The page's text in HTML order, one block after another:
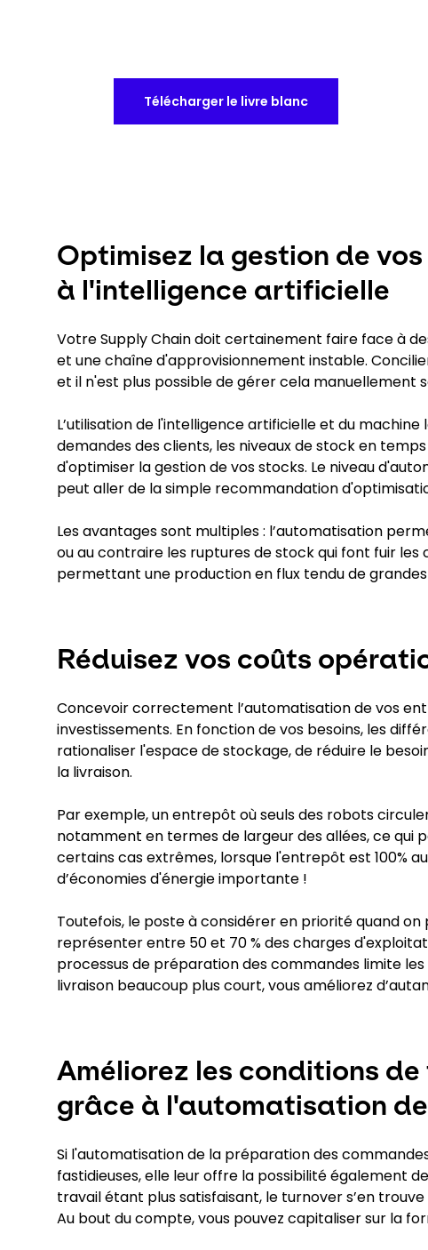
Télécharger le livre blanc
Optimisez la gestion de
à l'intelligence artificielle
Votre Supply Chain doit certainement faire face à
et une chaîne d'approvisionnement instable.
et il n'est plus possible de gérer cela manuellement
L’utilisation de l'intelligence artificielle et du
demandes des clients, les niveaux de stock en
d'optimiser la gestion de vos stocks. Le niveau
peut aller de la simple recommandation
Les avantages sont multiples : l’automatisation
ou au contraire les ruptures de stock qui font fuir
permettant une production en flux tendu de
Réduisez vos coûts
Concevoir correctement l’automatisation de vos
investissements. En fonction de vos besoins, les
rationaliser l'espace de stockage, de réduire le
la livraison.
Par exemple, un entrepôt où seuls des robots
notamment en termes de largeur des allées, ce qui
certains cas extrêmes, lorsque l'entrepôt est 100%
d’économies d'énergie importante !
Toutefois, le poste à considérer en priorité quand
représenter entre 50 et 70 % des charges
processus de préparation des commandes limite
livraison beaucoup plus court, vous améliorez
Améliorez les conditions
grâce à l'automatisation
Si l'automatisation de la préparation des
fastidieuses, elle leur offre la possibilité également
travail étant plus satisfaisant, le turnover s’en
Au bout du compte, vous pouvez capitaliser sur la